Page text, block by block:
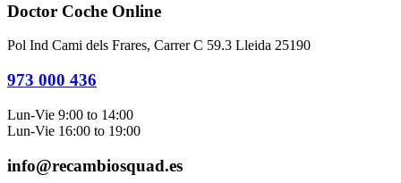
Doctor Coche Online
Pol Ind Cami dels Frares, Carrer C 59.3 Lleida 25190
973 000 436
Lun-Vie 9:00 to 14:00
Lun-Vie 16:00 to 19:00
info@recambiosquad.es